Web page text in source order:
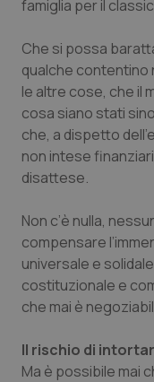
Lazio
Liguria
Lombardia
Marche
Molise
Piemonte
Provincia
Diabete &
Disturbi
Dolore
Donna & Salute
Epatiti
HIV
Infezioni &
famiglia per il
Che si possa
qualche contentino
le altre cose, che il
cosa siano stati
che, a dispetto
non intese
disattese.
Non c’è nulla,
compensare
universale e
costituzionale e
che mai è
Il rischio di
Ma è possibile mai